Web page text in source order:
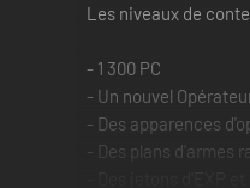
Les niveaux de
- 1 300 PC
- Un nouvel
- Des apparences
- Des plans d'armes